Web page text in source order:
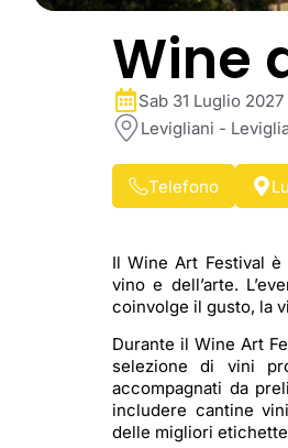
Wine
Sab 31 Luglio
Levigliani -
Telefono
Il Wine Art Festival
vino e dell’arte.
coinvolge il gusto, la
Durante il Wine Art
selezione di vini
accompagnati da
includere cantine
delle migliori